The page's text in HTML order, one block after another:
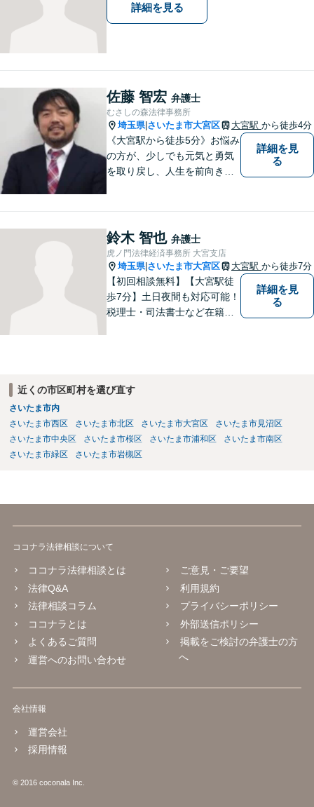
詳細を見る
佐藤 智宏 弁護士
むさしの森法律事務所
埼玉県| さいたま市大宮区 大宮駅 から徒歩4分
《大宮駅から徒歩5分》お悩み
の方が、少しでも元気と勇気
を取り戻し、人生を前向きに
詳細を見
る
鈴木 智也 弁護士
虎ノ門法律経済事務所 大宮支店
埼玉県| さいたま市大宮区 大宮駅 から徒歩7分
【初回相談無料】【大宮駅徒
歩7分】土日夜間も対応可能！
税理士・司法書士など在籍で
ください。
詳細を見
る
近くの市区町村を選び直す
さいたま市内
さいたま市西区
さいたま市北区 さいたま市大宮区
さいたま市見沼区
さいたま市中央区
さいたま市桜区 さいたま市浦和区
さいたま市南区
さいたま市緑区
さいたま市岩槻区
ココナラ法律相談について
ココナラ法律相談とは
法律Q&A
法律相談コラム
ココナラとは
よくあるご質問
運営へのお問い合わせ
ご意見・ご要望
利用規約
プライバシーポリシー
外部送信ポリシー
掲載をご検討の弁護士の方
へ
会社情報
運営会社
採用情報
© 2016 coconala Inc.